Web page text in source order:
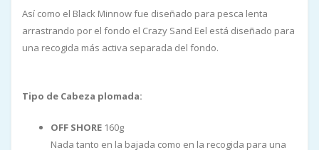
Así como el Black Minnow fue diseñado para pesca lenta
arrastrando por el fondo el Crazy Sand Eel está diseñado para
una recogida más activa separada del fondo.
Tipo de Cabeza plomada:
OFF SHORE 160g
Nada tanto en la bajada como en la recogida para una